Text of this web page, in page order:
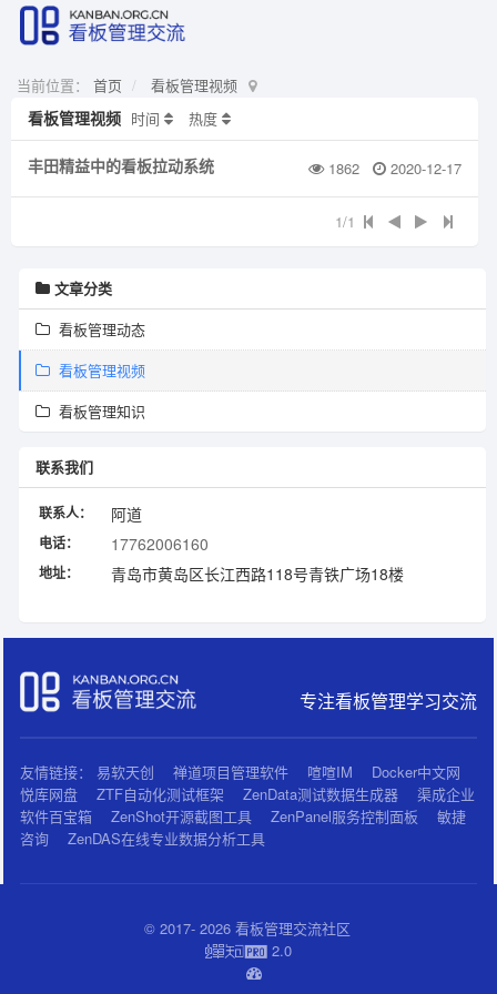
当前位置： 首页 看板管理视频
看板管理视频 时间 热度
1862 2020-12-17
丰田精益中的看板拉动系统
1/1
文章分类
看板管理动态
看板管理视频
看板管理知识
联系我们
联系人： 阿道
电话： 17762006160
地址： 青岛市黄岛区长江西路118号青铁广场18楼
专注看板管理学习交流
友情链接： 易软天创 禅道项目管理软件 喧喧IM
Docker中文网
悦库网盘
ZTF自动化测试框架 ZenData测试数据生成器
渠成企业
软件百宝箱
ZenShot开源截图工具 ZenPanel服务控制面板
敏捷
咨询
ZenDAS在线专业数据分析工具
© 2017- 2026 看板管理交流社区
2.0